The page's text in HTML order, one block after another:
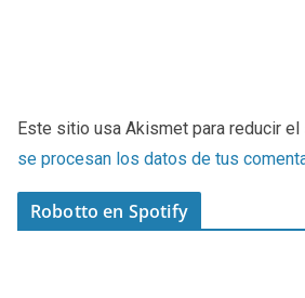
Este sitio usa Akismet para reducir el
se procesan los datos de tus
Robotto en Spotify